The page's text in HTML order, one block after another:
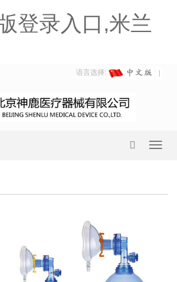
登录入口,米兰
语言选择: